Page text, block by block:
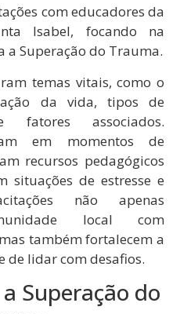
com educadores da
Isabel, focando na
a Superação do Trauma.
temas vitais, como o
da vida, tipos de
associados.
em momentos de
recursos pedagógicos
de estresse e
não apenas
local com
também fortalecem a
de lidar com desafios.
Superação do